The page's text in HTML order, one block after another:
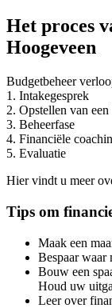
Het proces
Hoogeveen
Budgetbeheer
1. Intakegesprek
2. Opstellen van
3. Beheerfase
4. Financiële
5. Evaluatie
Hier vindt u meer
Tips om
Maak een
Bespaar waar
Bouw een
Houd uw
Leer over